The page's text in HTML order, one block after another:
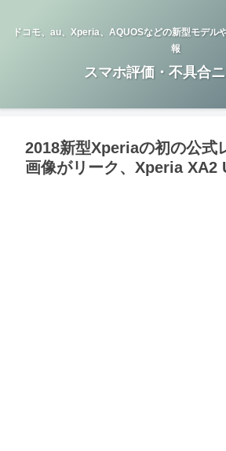
ドコモ、au、Xperia、AQUOSなどの新型モデル
報
スマホ評価・不具合
2018新型Xperiaの初の公式
画像がリーク、Xperia XA2